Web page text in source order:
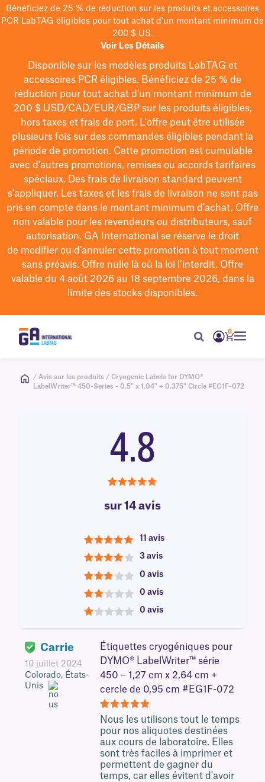
Bénéficiez de 25 % de réduction sur les produits et accessoires
PCR LabTAG éligibles pour tout achat d'un montant minimum de
200 $ US.
Voir Les Détails
Disponible sur les modèles produits LabTAG et
accessoires PCR éligibles. Bénéficiez de 25 % de
réduction pour tout achat d'un montant minimum de
200 $USD/CAD/EUR/GBPsur les produits éligibles,
hors taxes et frais de port. L'offre peut être utilisée
plusieurs fois sur des commandes éligibles pendant la
période de promotion. Cette promotion est cumulable
avec d'autres promotions, remises ou accords tarifaires
spéciaux. Des frais de livraison standard peuvent
s'appliquer. Les taxes et les frais de livraison ne sont pas
pris en compte dans le montant minimum d'achat. Offre
non valable pour les revendeurs ou distributeurs, sauf
autorisation. GA International se réserve le droit
de modifierou d’annuler cette promotion à tout moment
sans préavis. Offre nulle là où la loi l’interdit. Offre
valable du 4 août 2026 au 18 septembre 2026, dans la
limite des stocks disponibles.
0
/ Avis sur les produits / Cryogenic Labels for DYMO®
LabelWriter™ 450-Series - 0.5" x 1.04" + 0.375" Circle #EG1F-072
4.8
sur 14 avis
5
11 avis
4
3 avis
3
0 avis
2
0 avis
0 avis
Carrie
10 juillet 2024
Colorado, États-
Unis
Étiquettes cryogéniques pour
DYMO® LabelWriter™ série
450 – 1,27 cm x 2,64 cm +
cercle de 0,95 cm #EG1F-072
5Nous les utilisons tout le temps
pour nos aliquotes destinées
aux cours de laboratoire. Elles
sont très faciles à imprimer et
permettent de gagner du
temps, car elles évitent d'avoir